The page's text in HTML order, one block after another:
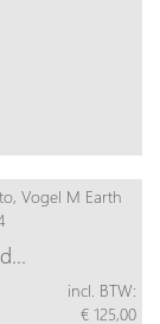
incl. BTW:
€ 125,00